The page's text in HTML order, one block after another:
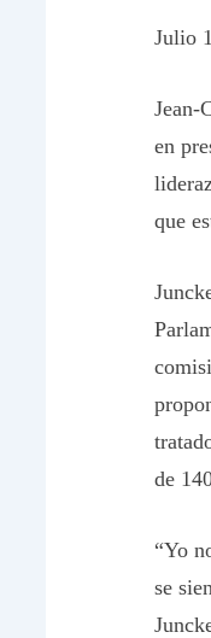
Julio
Jean-
en
que
de
“Yo
se